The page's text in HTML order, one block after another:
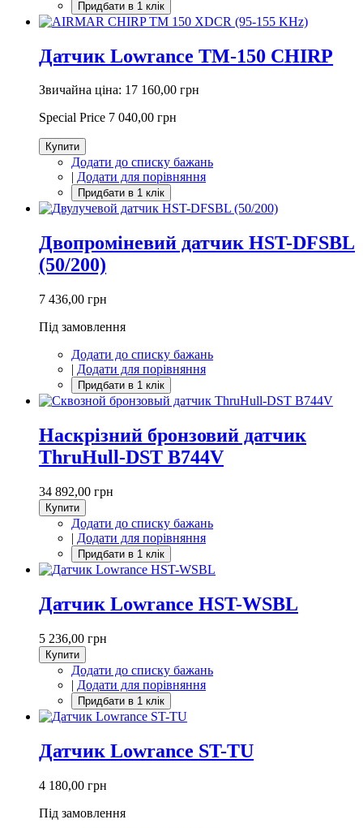
Датчик Lowrance TM-150 CHIRP
Звичайна ціна: 17 160,00 грн
Special Price 7 040,00 грн
Купити
Додати до списку бажань
| Додати для порівняння
Двопроміневий датчик HST-DFSBL
(50/200)
7 436,00 грн
Під замовлення
Додати до списку бажань
| Додати для порівняння
Наскрізний бронзовий датчик
ThruHull-DST B744V
34 892,00 грн
Купити
Додати до списку бажань
| Додати для порівняння
Датчик Lowrance HST-WSBL
5 236,00 грн
Купити
Додати до списку бажань
| Додати для порівняння
Датчик Lowrance ST-TU
4 180,00 грн
Під замовлення